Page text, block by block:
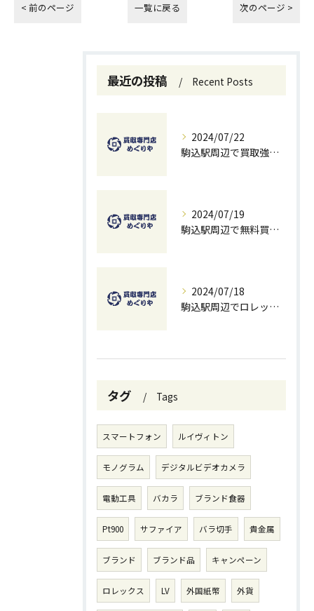
< 前のページ 一覧に戻る 次のページ >
最近の投稿 Recent Posts
2024/07/22
駒込駅周辺で買取強化中！お得に売るための秘訣
2024/07/19
駒込駅周辺で無料買取を試すチャンス！ベストな方法とコツ
2024/07/18
駒込駅周辺でロレックスを高価買取する方法と無料査定のコツ
タグ Tags
スマートフォン ルイヴィトン
モノグラム デジタルビデオカメラ
電動工具 バカラ ブランド食器
Pt900 サファイア バラ切手 貴金属
ブランド ブランド品 キャンペーン
ロレックス LV 外国紙幣 外貨